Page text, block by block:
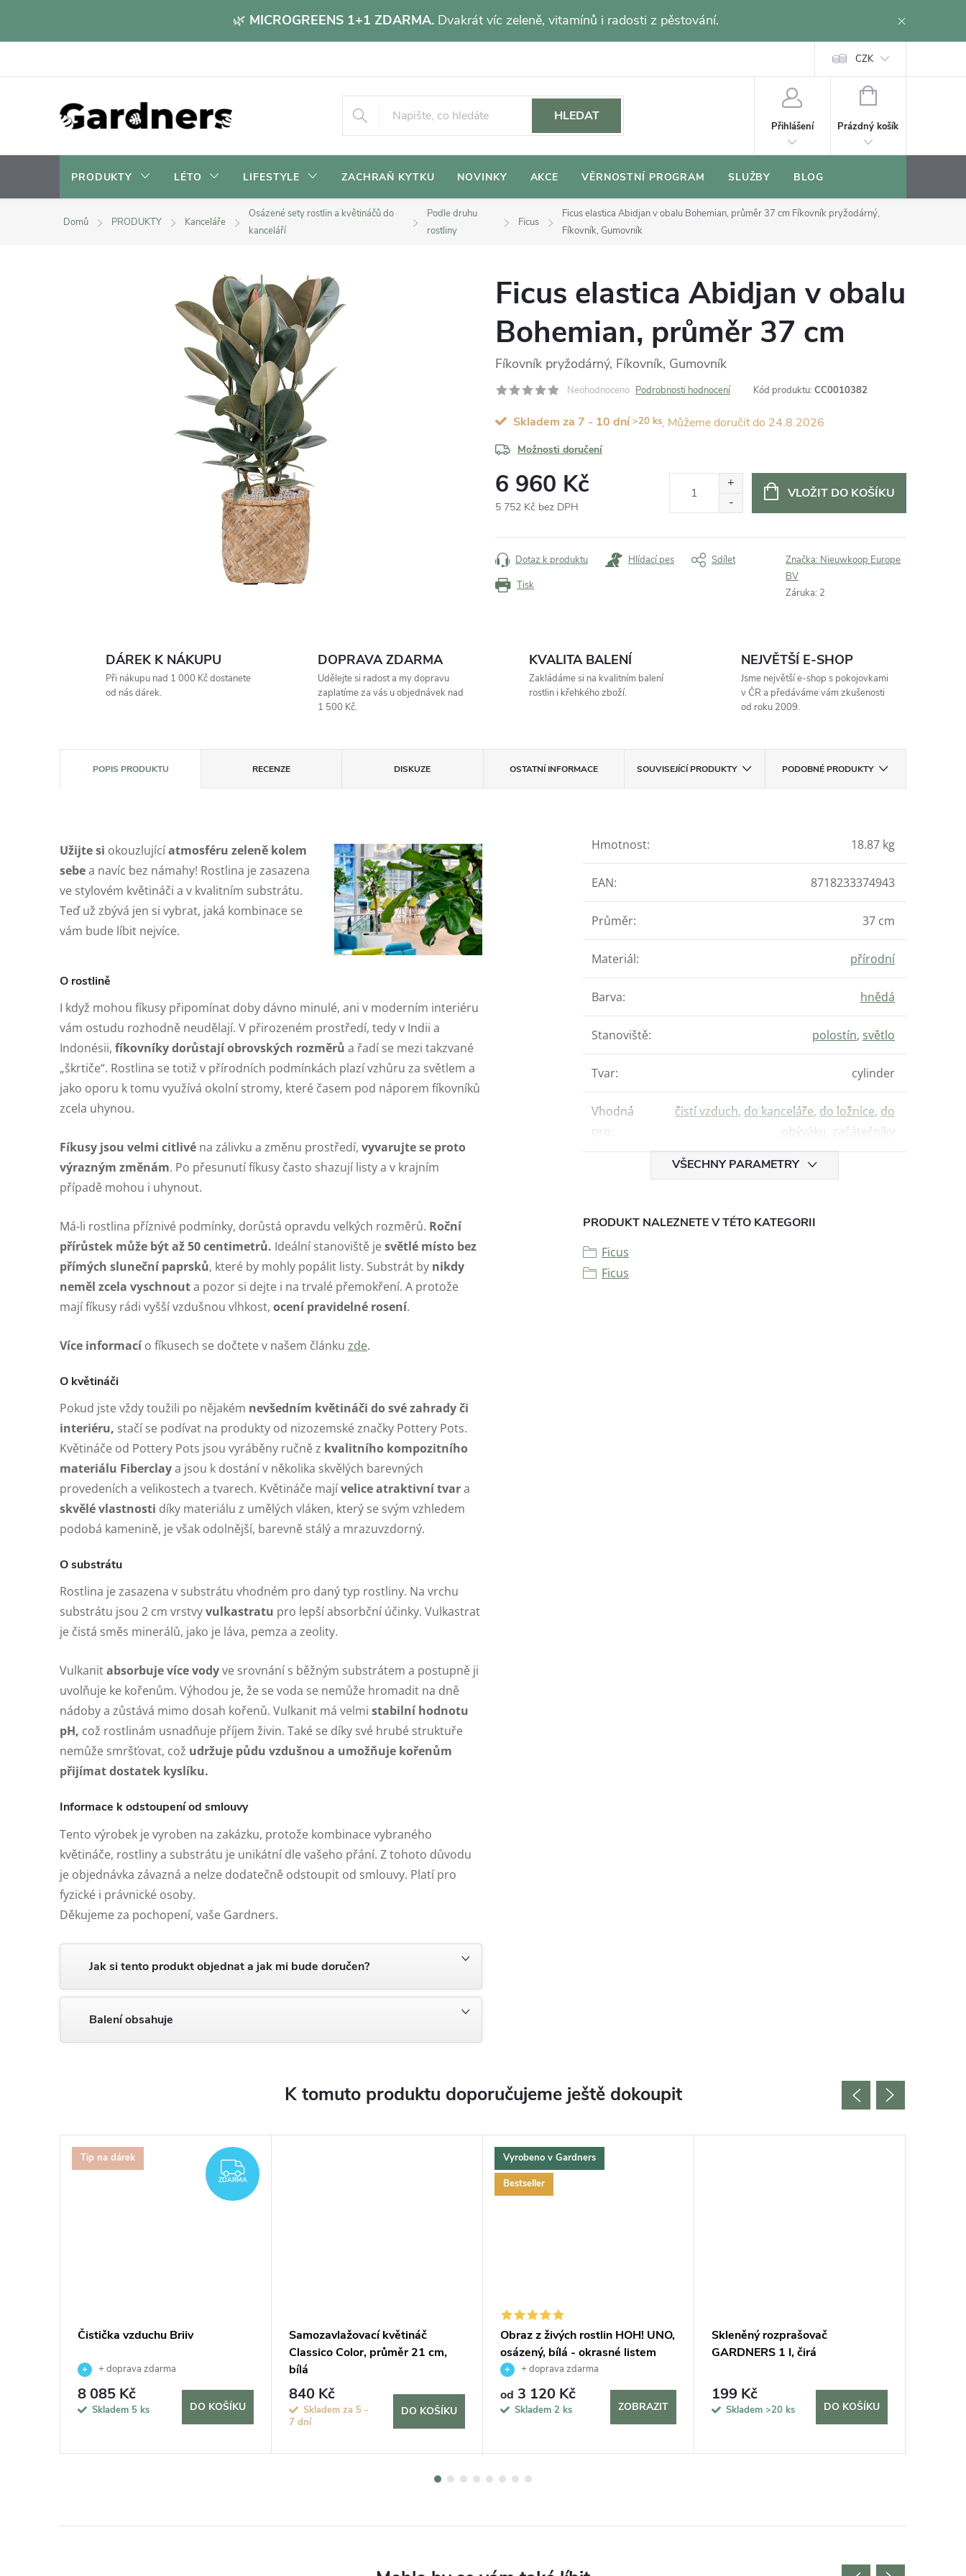
🌿 MICROGREENS 1+1 ZDARMA. Dvakrát víc zeleně, vitamínů i radosti z pěstování.
CZK
HLEDAT
Přihlášení
NÁKUPNÍ
Prázdný košík
PRODUKTY LÉTO LIFESTYLE ZACHRAŇ KYTKU NOVINKY AKCE VĚRNOSTNÍ PROGRAM SLUŽBY BLOG
Domů PRODUKTY Kanceláře
Osázené sety rostlin a květináčů do
kanceláří
Podle druhu
rostliny
Ficus
Ficus elastica Abidjan v obalu Bohemian, průměr 37 cm Fíkovník pryžodárný,
Fíkovník, Gumovník
Ficus elastica Abidjan v obalu
Bohemian, průměr 37 cm
Fíkovník pryžodárný, Fíkovník, Gumovník
Neohodnoceno Podrobnosti hodnocení Kód produktu: CC0010382
Skladem za 7 - 10 dní >20 ks 24.8.2026
Možnosti doručení
6 960 Kč
5 752 Kč bez DPH
cena:
VLOŽIT DO KOŠÍKU
Tisk
Dotaz k produktu Hlídací pes Sdílet Značka: Nieuwkoop Europe
BV
Záruka: 2
DÁREK K NÁKUPU
Při nákupu nad 1 000 Kč dostanete
od nás dárek.
DOPRAVA ZDARMA
Udělejte si radost a my dopravu
zaplatíme za vás u objednávek nad
1 500 Kč.
KVALITA BALENÍ
Zakládáme si na kvalitním balení
rostlin i křehkého zboží.
NEJVĚTŠÍ E-SHOP
Jsme největší e-shop s pokojovkami
v ČR a předáváme vám zkušenosti
od roku 2009.
POPIS PRODUKTU RECENZE DISKUZE OSTATNÍ INFORMACE SOUVISEJÍCÍ PRODUKTY PODOBNÉ PRODUKTY
Užijte si okouzlujícíatmosféru zeleně kolem
sebea navíc bez námahy! Rostlina je zasazena
ve stylovém květináči a v kvalitním substrátu.
Teď už zbývá jen si vybrat, jaká kombinace se
vám bude líbit nejvíce.
O rostlině
I když mohou fíkusy připomínat doby dávno minulé, ani v moderním interiéru
vám ostudu rozhodně neudělají. V přirozeném prostředí, tedy v Indii a
Indonésii, fíkovníky dorůstají obrovských rozměrů a řadí se mezi takzvané
„škrtiče“. Rostlina se totiž v přírodních podmínkách plazí vzhůru za světlem a
jako oporu k tomu využívá okolní stromy, které časem pod náporem fíkovníků
zcela uhynou.
Fíkusy jsou velmi citlivé na zálivku a změnu prostředí, vyvarujte se proto
výrazným změnám. Po přesunutí fíkusy často shazují listy a v krajním
případě mohou i uhynout.
Má-li rostlina příznivé podmínky, dorůstá opravdu velkých rozměrů. Roční
přírůstek může být až 50 centimetrů. Ideální stanoviště jesvětlé místo bez
přímých sluneční paprsků, které by mohly popálit listy. Substrát by nikdy
neměl zcela vyschnouta pozor si dejte i na trvalé přemokření. A protože
mají fíkusy rádi vyšší vzdušnou vlhkost, ocení pravidelné rosení.
Více informacío fíkusech se dočtete v našem článku zde.
O květináči
Pokud jste vždy toužili po nějakém nevšedním květináči do své zahrady či
interiéru, stačí se podívat na produkty od nizozemské značky Pottery Pots.
Květináče od Pottery Pots jsou vyráběny ručně z kvalitního kompozitního
materiálu Fiberclaya jsou k dostání v několika skvělých barevných
provedeních a velikostech a tvarech. Květináče majívelice atraktivní tvara
skvělé vlastnosti díky materiálu z umělých vláken, který se svým vzhledem
podobá kamenině, je však odolnější, barevně stálý a mrazuvzdorný.
O substrátu
Rostlina je zasazena v substrátu vhodném pro daný typ rostliny. Na vrchu
substrátu jsou 2 cm vrstvyvulkastratu pro lepší absorbční účinky. Vulkastrat
je čistá směs minerálů, jako je láva, pemza a zeolity.
Vulkanitabsorbuje více vodyve srovnání s běžným substrátem a postupně ji
uvolňuje ke kořenům. Výhodou je, že se voda se nemůže hromadit na dně
nádoby a zůstává mimo dosah kořenů. Vulkanit má velmi stabilní hodnotu
pH, což rostlinám usnadňuje příjem živin. Také se díky své hrubé struktuře
nemůže smršťovat, což udržuje půdu vzdušnou a umožňuje kořenům
přijímat dostatek kyslíku.
Informace k odstoupení od smlouvy
Tento výrobek je vyroben na zakázku, protože kombinace vybraného
květináče, rostliny a substrátu je unikátní dle vašeho přání. Z tohoto důvodu
je objednávka závazná a nelze dodatečně odstoupit od smlouvy. Platí pro
fyzické i právnické osoby.
Děkujeme za pochopení, vaše Gardners.
Jak si tento produkt objednat a jak mi bude doručen?
Balení obsahuje
Hmotnost: 18.87 kg
EAN: 8718233374943
Průměr: 37 cm
Materiál: přírodní
Barva: hnědá
Stanoviště: polostín, světlo
Tvar: cylinder
Vhodná
pro:
čistí vzduch, do kanceláře, do ložnice, do
obýváku začátečníky
VŠECHNY PARAMETRY
PRODUKT NALEZNETE V TÉTO KATEGORII
Ficus
Ficus
K tomuto produktu doporučujeme ještě dokoupit
Tip na dárek
ZDARMA
ZDARMA
Čistička vzduchu Briiv
+ doprava zdarma
8 085 Kč
Skladem 5 ks DO KOŠÍKU
Samozavlažovací květináč
Classico Color, průměr 21 cm,
bílá
840 Kč
Skladem za 5 -
7 dní
DO KOŠÍKU
Vyrobeno v Gardners
Bestseller
Obraz z živých rostlin HOH! UNO,
osázený, bílá - okrasné listem
+ doprava zdarma
od 3 120 Kč
Skladem 2 ks ZOBRAZIT
Skleněný rozprašovač
GARDNERS 1 l, čirá
199 Kč
Skladem >20 ks DO KOŠÍKU